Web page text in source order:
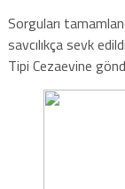
Sorguları
savcılıkça sevk
Tipi Cezaevine